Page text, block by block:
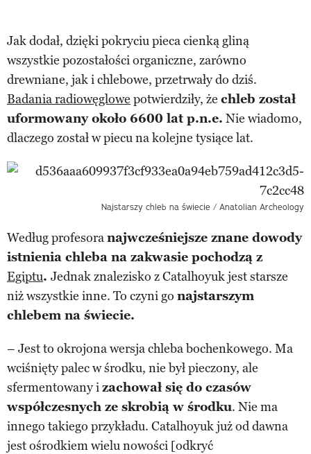
Jak dodał, dzięki pokryciu pieca cienką gliną
wszystkie pozostałości organiczne, zarówno
drewniane, jak i chlebowe, przetrwały do dziś.
Badania radiowęglowe potwierdziły, że chleb został
uformowany około 6600 lat p.n.e. Nie wiadomo,
dlaczego został w piecu na kolejne tysiące lat.
Najstarszy chleb na świecie / Anatolian Archeology
Według profesoranajwcześniejsze znane dowody
istnienia chleba na zakwasie pochodzą z
Egiptu. Jednak znalezisko z Catalhoyuk jest starsze
niż wszystkie inne. To czyni go najstarszym
chlebem na świecie.
– Jest to okrojona wersja chleba bochenkowego. Ma
wciśnięty palec w środku, nie był pieczony, ale
sfermentowany izachował się do czasów
współczesnych ze skrobią w środku. Nie ma
innego takiego przykładu. Catalhoyuk już od dawna
jest ośrodkiem wielu nowości [odkryć